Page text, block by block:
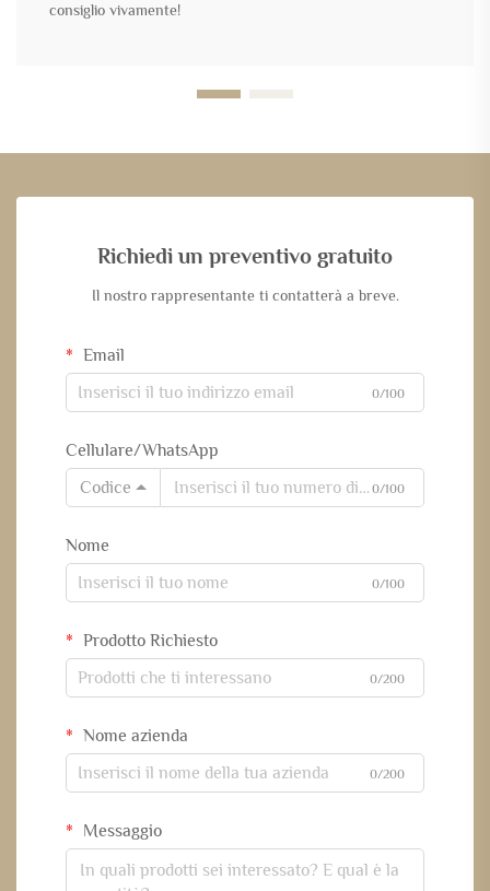
consiglio vivamente!
Richiedi un preventivo gratuito
Il nostro rappresentante ti contatterà a breve.
Email
0/100
Cellulare/WhatsApp
Codice
0/100
Nome
0/100
Prodotto Richiesto
0/200
Nome azienda
0/200
Messaggio